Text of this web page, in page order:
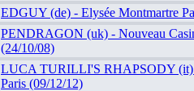
EDGUY (de) - Elysée Montmartre
PENDRAGON (uk) - Nouveau
(24/10/08)
LUCA TURILLI'S RHAPSODY (it)
Paris (09/12/12)